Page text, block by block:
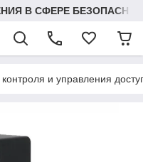
В СФЕРЕ
и управления